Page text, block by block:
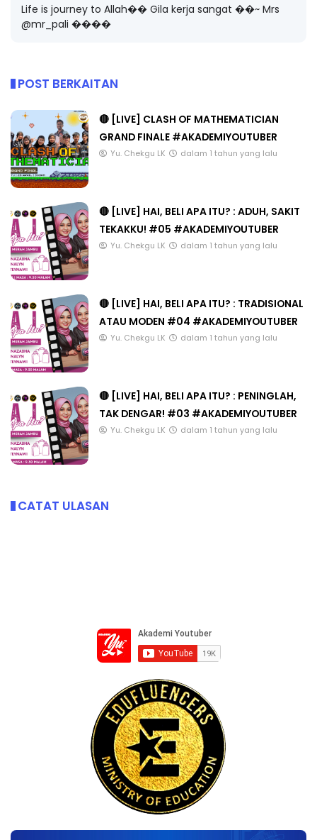
Life is journey to Allah�� Gila kerja sangat ��~ Mrs
@mr_pali ����
POST BERKAITAN
🔴 [LIVE] CLASH OF MATHEMATICIAN
GRAND FINALE #AKADEMIYOUTUBER
Yu. Chekgu LK dalam 1 tahun yang lalu
🔴 [LIVE] HAI, BELI APA ITU? : ADUH, SAKIT
TEKAKKU! #05 #AKADEMIYOUTUBER
Yu. Chekgu LK dalam 1 tahun yang lalu
🔴 [LIVE] HAI, BELI APA ITU? : TRADISIONAL
ATAU MODEN #04 #AKADEMIYOUTUBER
Yu. Chekgu LK dalam 1 tahun yang lalu
🔴 [LIVE] HAI, BELI APA ITU? : PENINGLAH,
TAK DENGAR! #03 #AKADEMIYOUTUBER
Yu. Chekgu LK dalam 1 tahun yang lalu
CATAT ULASAN